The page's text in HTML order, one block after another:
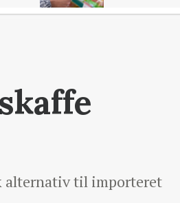
alternativ til importeret